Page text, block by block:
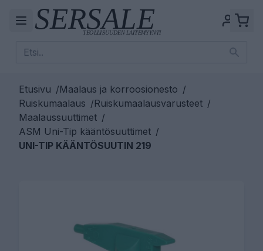
Etusivu /Maalaus ja korroosionesto /
Ruiskumaalaus /Ruiskumaalausvarusteet /
Maalaussuuttimet /
ASM Uni-Tip kääntösuuttimet /
UNI-TIP KÄÄNTÖSUUTIN 219